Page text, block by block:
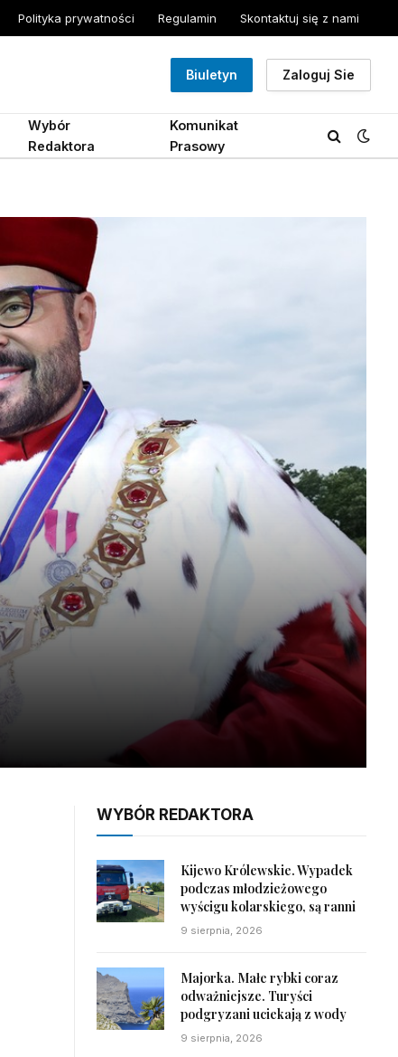
Polityka prywatności Regulamin Skontaktuj się z nami
Biuletyn Zaloguj Sie
Wybór
Redaktora
Komunikat
Prasowy
WYBÓR REDAKTORA
Kijewo Królewskie. Wypadek
podczas młodzieżowego
wyścigu kolarskiego, są ranni
9 sierpnia, 2026
Majorka. Małe rybki coraz
odważniejsze. Turyści
podgryzani uciekają z wody
9 sierpnia, 2026